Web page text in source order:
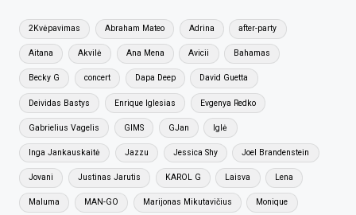
2Kvėpavimas Abraham Mateo Adrina after-party
Aitana Akvilė Ana Mena Avicii Bahamas
Becky G concert Dapa Deep David Guetta
Deividas Bastys Enrique Iglesias Evgenya Redko
Gabrielius Vagelis GIMS GJan Iglė
Inga Jankauskaitė Jazzu Jessica Shy Joel Brandenstein
Jovani Justinas Jarutis KAROL G Laisva Lena
Maluma MAN-GO Marijonas Mikutavičius Monique